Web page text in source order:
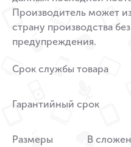
Производитель может
страну производства без
предупреждения.
Срок службы товара
Гарантийный срок
Размеры
В